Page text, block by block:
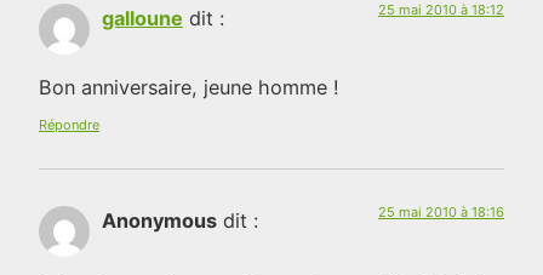
galloune dit : 25 mai 2010 à 18:12
Bon anniversaire, jeune homme !
Répondre
Anonymous dit : 25 mai 2010 à 18:16